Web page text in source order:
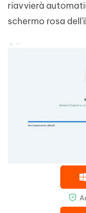
riavvierà
schermo rosa